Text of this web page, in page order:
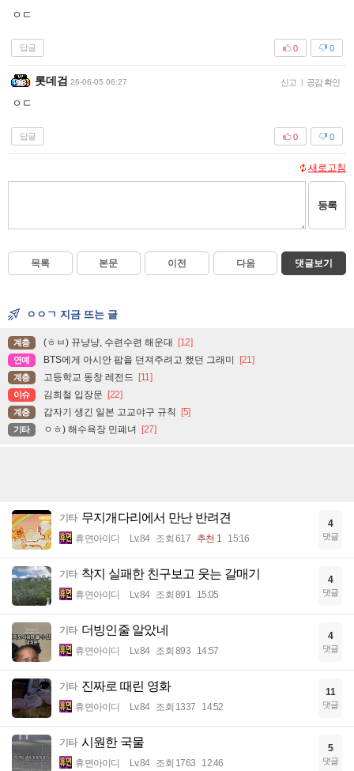
ㅇㄷ
답글 0
0
롯데검 26-06-05 06:27 신고 | 공감 확인
ㅇㄷ
답글 0
0
새로고침
등록
목록 본문 이전 다음 댓글보기
ㅇㅇㄱ 지금 뜨는 글
계층 (ㅎㅂ) 뀨냥냥, 수련수련 해운대 [12]
연예 BTS에게 아시안 팝을 던져주려고 했던 그래미 [21]
계층 고등학교 동창 레전드 [11]
이슈 김희철 입장문 [22]
계층 갑자기 생긴 일본 고교야구 규칙 [5]
기타 ㅇㅎ) 해수욕장 민폐녀 [27]
기타 무지개다리에서 만난 반려견
휴면아이디 Lv.84 조회 617 추천 1 15:16
4
댓글
기타 착지 실패한 친구보고 웃는 갈매기
휴면아이디 Lv.84 조회 891 15:05
4
댓글
기타 더빙인줄 알았네
휴면아이디 Lv.84 조회 893 14:57
4
댓글
기타 진짜로 때린 영화
휴면아이디 Lv.84 조회 1337 14:52
11
댓글
기타 시원한 국물
휴면아이디 Lv.84 조회 1763 12:46
5
댓글